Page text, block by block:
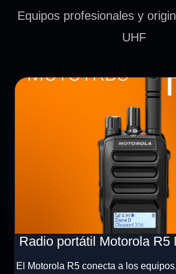
Equipos profesionales y
UHF
Radio portátil Motorola R5
El Motorola R5 conecta a los